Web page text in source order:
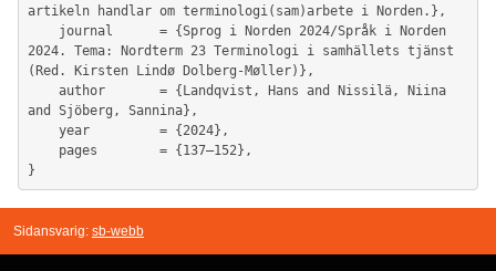
artikeln handlar om terminologi(sam)arbete i Norden.},
2024. Tema: Nordterm 23 Terminologi i samhällets tjänst
(Red. Kirsten Lindø Dolberg-Møller)},
and Sjöberg, Sannina},
Sidansvarig: sb-webb